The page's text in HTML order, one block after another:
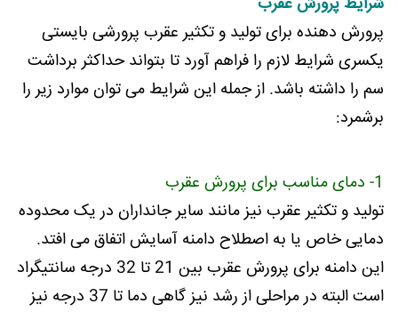
پرورش دهنده برای تولید و تکثیر عقرب پرورشی بایستی
یکسری شرایط لازم را فراهم آورد تا بتواند حداکثر برداشت
سم را داشته باشد. از جمله این شرایط می توان موارد زیر را
برشمرد:
1- دمای مناسب برای پرورش عقرب
تولید و تکثیر عقرب نیز مانند سایر جانداران در یک محدوده
دمایی خاص یا به اصطلاح دامنه آسایش اتفاق می افتد.
این دامنه برای پرورش عقرب بین 21 تا 32 درجه سانتیگراد
است البته در مراحلی از رشد نیز گاهی دما تا 37 درجه نیز